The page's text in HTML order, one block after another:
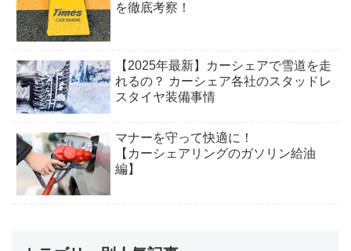
を徹底考察！
【2025年最新】カーシェアで雪道を走
れるの？ カーシェア各社のスタッドレ
スタイヤ装備事情
マナーを守って快適に！
【カーシェアリングのガソリン給油
編】